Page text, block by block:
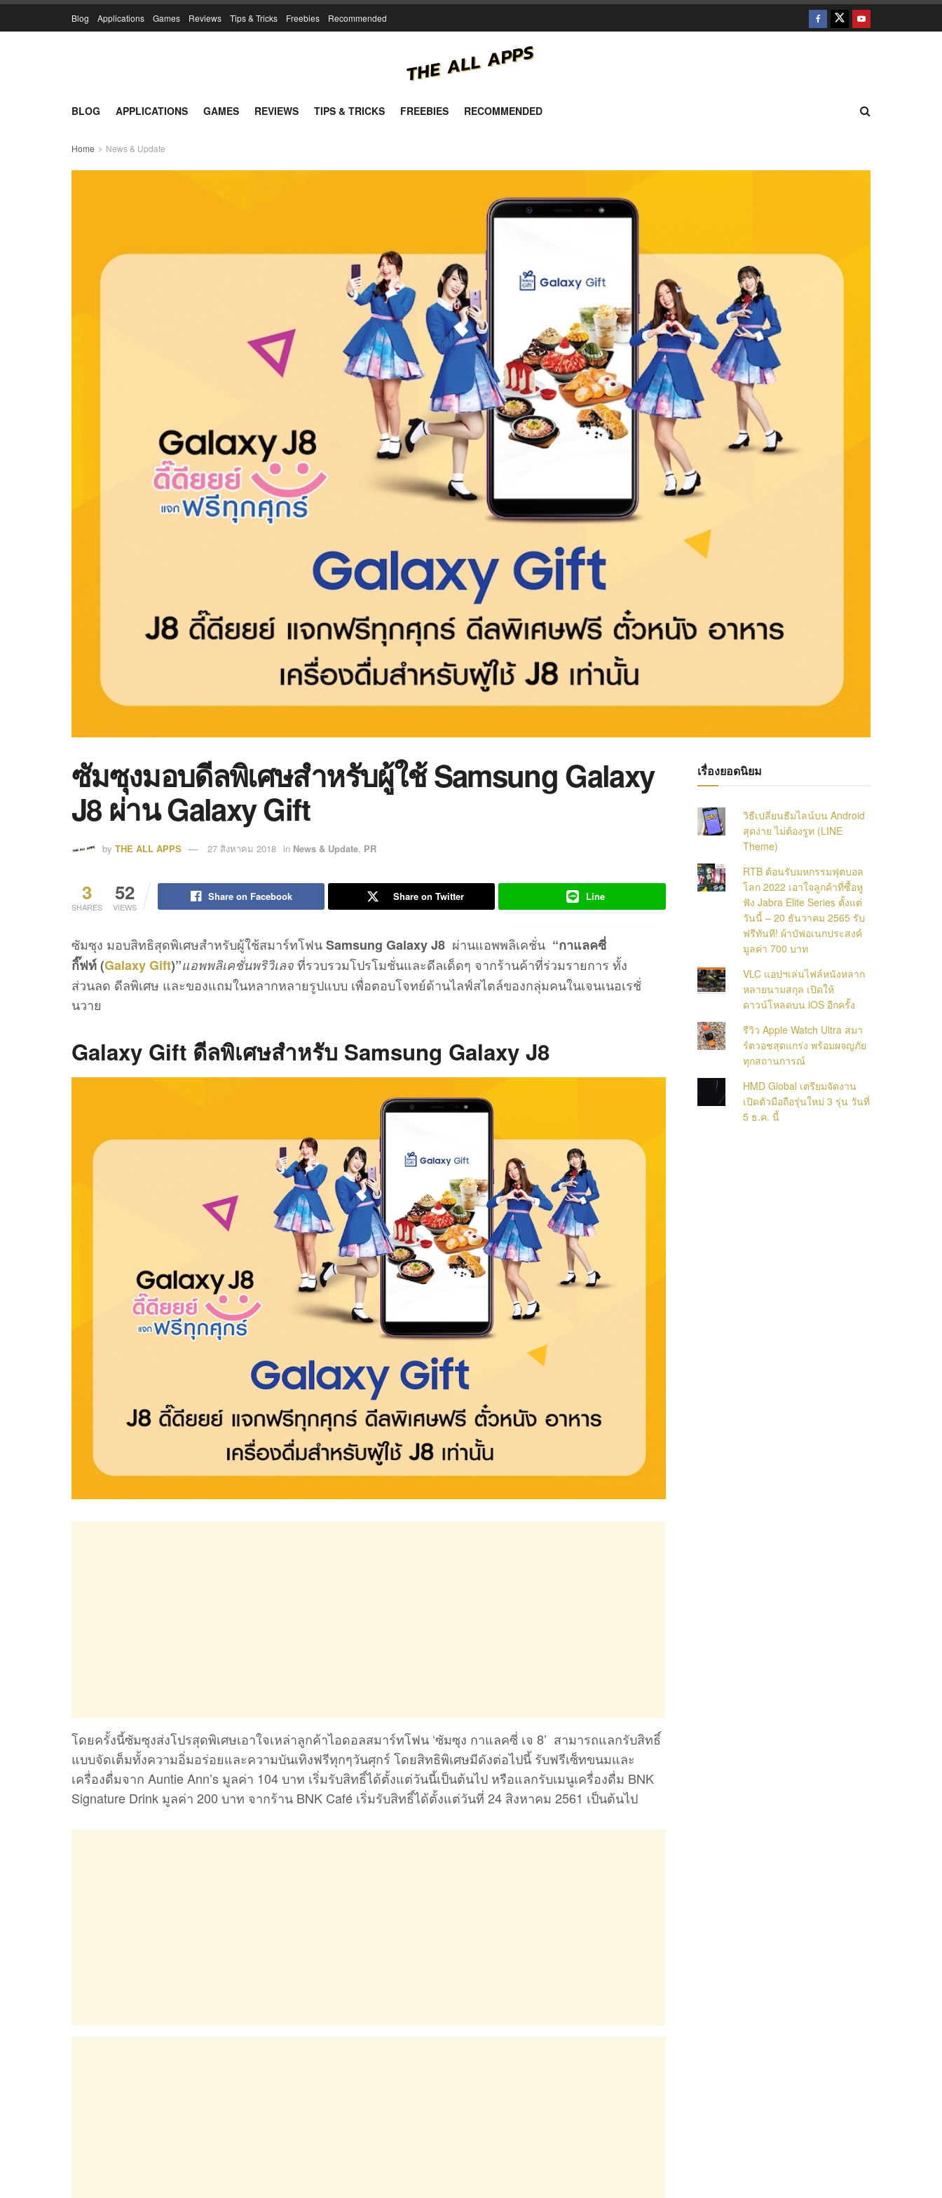
Blog Applications Games Reviews Tips & Tricks Freebies Recommended
BLOG APPLICATIONS GAMES REVIEWS TIPS & TRICKS FREEBIES RECOMMENDED
Home News & Update
ซัมซุงมอบดีลพิเศษสำหรับผู้ใช้ Samsung Galaxy
J8 ผ่าน Galaxy Gift
by THE ALL APPS 27 สิงหาคม 2018 in News & Update, PR
3
SHARES
52
VIEWS
Share on Facebook Share on Twitter Line
ซัมซุง มอบสิทธิสุดพิเศษสำหรับผู้ใช้สมาร์ทโฟนSamsung Galaxy J8 ผ่านแอพพลิเคชั่น “กาแลคซี่
กิ๊ฟท์ (Galaxy Gift)”แอพพลิเคชั่นพริวิเลจ ที่รวบรวมโปรโมชั่นและดีลเด็ดๆ จากร้านค้าที่ร่วมรายการ ทั้ง
ส่วนลด ดีลพิเศษ และของแถมในหลากหลายรูปแบบ เพื่อตอบโจทย์ด้านไลฟ์สไตล์ของกลุ่มคนในเจนเนอเรชั่
นวาย
Galaxy Gift ดีลพิเศษสำหรับ Samsung Galaxy J8
โดยครั้งนี้ซัมซุงส่งโปรสุดพิเศษเอาใจเหล่าลูกค้าไอดอลสมาร์ทโฟน ‘ซัมซุง กาแลคซี่ เจ 8’ สามารถแลกรับสิทธิ์
แบบจัดเต็มทั้งความอิ่มอร่อยและความบันเทิงฟรีทุกๆวันศุกร์ โดยสิทธิพิเศษมีดังต่อไปนี้ รับฟรีเซ็ทขนมและ
เครื่องดื่มจาก Auntie Ann’s มูลค่า 104 บาท เริ่มรับสิทธิ์ได้ตั้งแต่วันนี้เป็นต้นไป หรือแลกรับเมนูเครื่องดื่ม BNK
Signature Drink มูลค่า 200 บาท จากร้าน BNK Café เริ่มรับสิทธิ์ได้ตั้งแต่วันที่ 24 สิงหาคม 2561 เป็นต้นไป
เรื่องยอดนิยม
วิธีเปลี่ยนธีมไลน์บน Android
สุดง่าย ไม่ต้องรูท (LINE
Theme)
RTB ต้อนรับมหกรรมฟุตบอล
โลก 2022 เอาใจลูกค้าที่ซื้อหู
ฟัง Jabra Elite Series ตั้งแต่
วันนี้ – 20 ธันวาคม 2565 รับ
ฟรีทันที! ผ้าบัฟอเนกประสงค์
มูลค่า 700 บาท
VLC แอปฯเล่นไฟล์หนังหลาก
หลายนามสกุล เปิดให้
ดาวน์โหลดบน iOS อีกครั้ง
รีวิว Apple Watch Ultra สมา
ร์ตวอชสุดแกร่ง พร้อมผจญภัย
ทุกสถานการณ์
HMD Global เตรียมจัดงาน
เปิดตัวมือถือรุ่นใหม่ 3 รุ่น วันที่
5 ธ.ค. นี้